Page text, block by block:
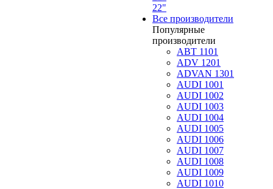
22"
Все производители
Популярные
производители
ABT 1101
ADV 1201
ADVAN 1301
AUDI 1001
AUDI 1002
AUDI 1003
AUDI 1004
AUDI 1005
AUDI 1006
AUDI 1007
AUDI 1008
AUDI 1009
AUDI 1010